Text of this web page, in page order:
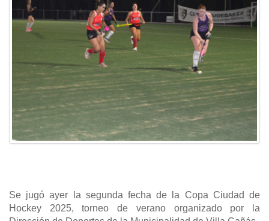
Se jugó ayer la segunda fecha de la Copa Ciudad de
Hockey 2025, torneo de verano organizado por la